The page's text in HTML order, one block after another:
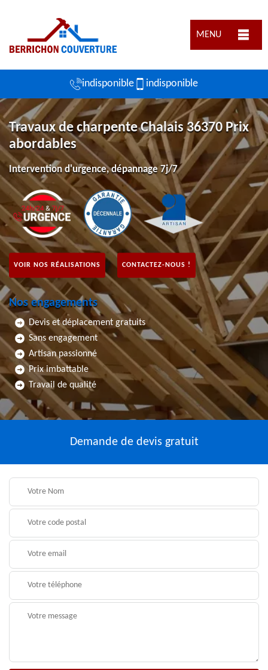
MENU
indisponible indisponible
Travaux de charpente Chalais 36370 Prix
abordables
Intervention d'urgence, dépannage 7j/7
VOIR NOS RÉALISATIONS CONTACTEZ-NOUS !
Nos engagements
Devis et déplacement gratuits
Sans engagement
Artisan passionné
Prix imbattable
Travail de qualité
Demande de devis gratuit